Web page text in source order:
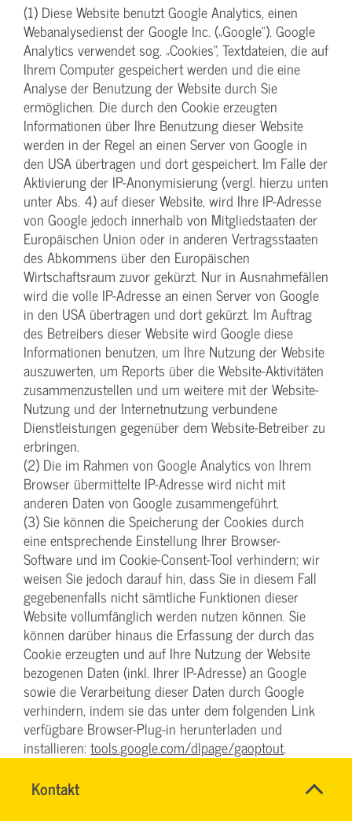
Kontakt
SYBILLE
Name*
(1) Diese Website benutzt Google Analytics, einen
Webanalysedienst der Google Inc. („Google“). Google
Analytics verwendet sog. „Cookies“, Textdateien, die auf
Ihrem Computer gespeichert werden und die eine
Analyse der Benutzung der Website durch Sie
ermöglichen. Die durch den Cookie erzeugten
Informationen über Ihre Benutzung dieser Website
werden in der Regel an einen Server von Google in
den USA übertragen und dort gespeichert. Im Falle der
Aktivierung der IP-Anonymisierung (vergl. hierzu unten
unter Abs. 4) auf dieser Website, wird Ihre IP-Adresse
von Google jedoch innerhalb von Mitgliedstaaten der
Europäischen Union oder in anderen Vertragsstaaten
des Abkommens über den Europäischen
Wirtschaftsraum zuvor gekürzt. Nur in Ausnahmefällen
wird die volle IP-Adresse an einen Server von Google
in den USA übertragen und dort gekürzt. Im Auftrag
des Betreibers dieser Website wird Google diese
Informationen benutzen, um Ihre Nutzung der Website
auszuwerten, um Reports über die Website-Aktivitäten
zusammenzustellen und um weitere mit der Website-
Nutzung und der Internetnutzung verbundene
Dienstleistungen gegenüber dem Website-Betreiber zu
erbringen.
(2) Die im Rahmen von Google Analytics von Ihrem
Browser übermittelte IP-Adresse wird nicht mit
anderen Daten von Google zusammengeführt.
(3) Sie können die Speicherung der Cookies durch
eine entsprechende Einstellung Ihrer Browser-
Software und im Cookie-Consent-Tool verhindern; wir
weisen Sie jedoch darauf hin, dass Sie in diesem Fall
gegebenenfalls nicht sämtliche Funktionen dieser
Website vollumfänglich werden nutzen können. Sie
können darüber hinaus die Erfassung der durch das
Cookie erzeugten und auf Ihre Nutzung der Website
bezogenen Daten (inkl. Ihrer IP-Adresse) an Google
sowie die Verarbeitung dieser Daten durch Google
verhindern, indem sie das unter dem folgenden Link
verfügbare Browser-Plug-in herunterladen und
installieren: tools.google.com/dlpage/gaoptout.
Erweiterung „_anonymizeIp()“. Dadurch werden IP-